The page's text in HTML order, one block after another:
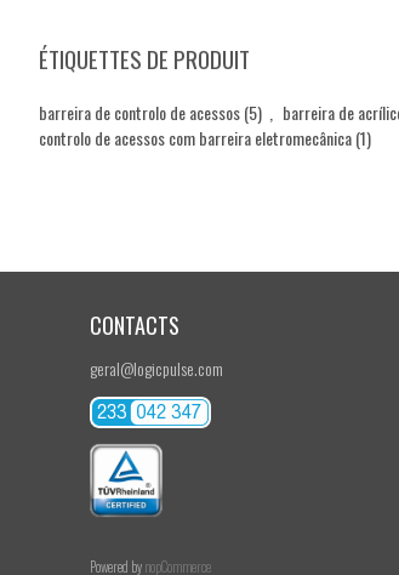
ÉTIQUETTES DE PRODUIT
barreira de controlo de acessos(5) barreira de
controlo de acessos com barreira eletromecânica(1)
CONTACTS
geral@logicpulse.com
Powered bynopCommerce